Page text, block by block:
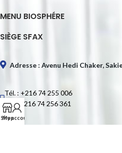
MENU BIOSPHÉRE
SIÈGE SFAX
Adresse : Avenu Hedi Chaker,
Tél. : +216 74 255 006
Fax : +216 74 256 361
Shop
My account